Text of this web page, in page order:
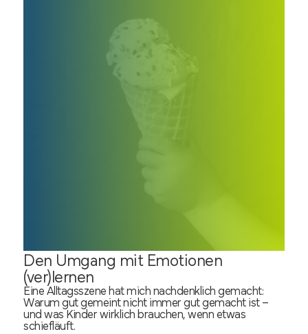
Den Umgang mit Emotionen
(ver)lernen
Eine Alltagsszene hat mich nachdenklich gemacht:
Warum gut gemeint nicht immer gut gemacht ist –
und was Kinder wirklich brauchen, wenn etwas
schiefläuft.